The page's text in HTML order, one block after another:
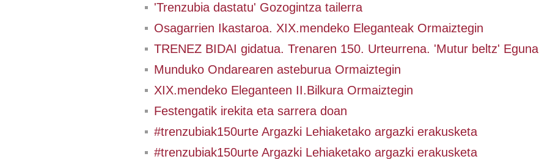
'Trenzubia dastatu' Gozogintza tailerra
Osagarrien Ikastaroa. XIX.mendeko Eleganteak Ormaiztegin
TRENEZ BIDAI gidatua. Trenaren 150. Urteurrena. 'Mutur beltz' Eguna
Munduko Ondarearen asteburua Ormaiztegin
XIX.mendeko Eleganteen II.Bilkura Ormaiztegin
Festengatik irekita eta sarrera doan
#trenzubiak150urte Argazki Lehiaketako argazki erakusketa
#trenzubiak150urte Argazki Lehiaketako argazki erakusketa